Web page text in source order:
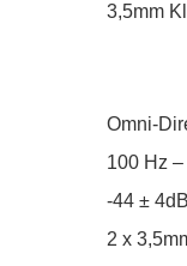
3,5mm
Omni-
100 Hz
-44 ±
2 x